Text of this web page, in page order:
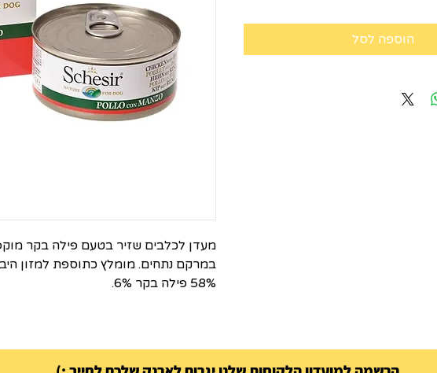
מעדן לכלבים שזיר בטעם פילה בקר
58% פילה בקר 6%.
הוספה לסל